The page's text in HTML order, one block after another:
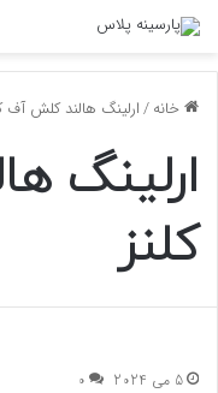
خانه/ارلینگ هالند کلش آف
ارلینگ
کلنز
5 می 2024 0